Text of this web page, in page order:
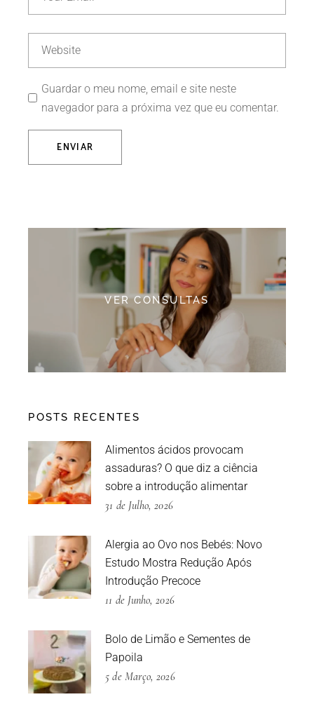
Guardar o meu nome, email e site neste
navegador para a próxima vez que eu comentar.
ENVIAR
VER CONSULTAS
POSTS RECENTES
Alimentos ácidos provocam
assaduras? O que diz a ciência
sobre a introdução alimentar
31 de Julho, 2026
Alergia ao Ovo nos Bebés: Novo
Estudo Mostra Redução Após
Introdução Precoce
11 de Junho, 2026
Bolo de Limão e Sementes de
Papoila
5 de Março, 2026